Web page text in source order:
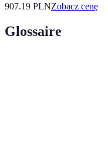
907.19 PLNZobacz cenę
Glossaire